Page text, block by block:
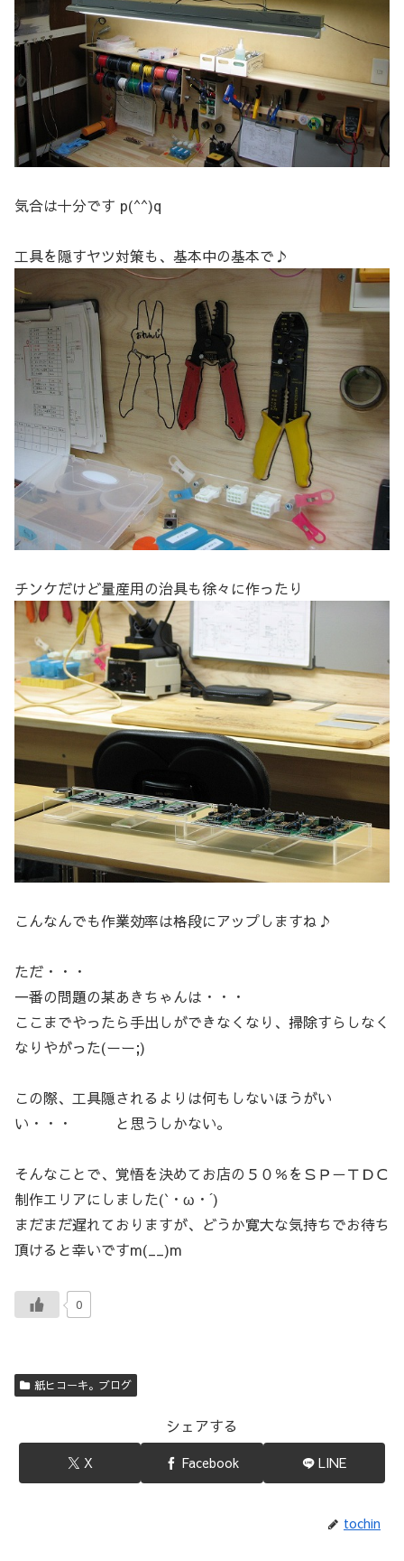
気合は十分です p(^^)q
工具を隠すヤツ対策も、基本中の基本で♪
チンケだけど量産用の治具も徐々に作ったり
こんなんでも作業効率は格段にアップしますね♪
ただ・・・
一番の問題の某あきちゃんは・・・
ここまでやったら手出しができなくなり、掃除すらしなく
なりやがった(ーー;)
この際、工具隠されるよりは何もしないほうがい
い・・・ と思うしかない。
そんなことで、覚悟を決めてお店の５０％をＳＰ－ＴＤＣ
制作エリアにしました(`・ω・´)
まだまだ遅れておりますが、どうか寛大な気持ちでお待ち
頂けると幸いですm(__)m
0
紙ヒコーキ。ブログ
シェアする
X Facebook LINE
tochin